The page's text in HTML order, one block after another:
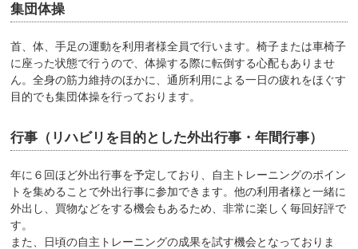
集団体操
首、体、手足の運動を利用者様全員で行います。椅子または車椅子
に座った状態で行うので、体操する際に転倒する心配もありませ
ん。全身の筋力維持のほかに、通所利用による一日の疲れをほぐす
目的でも集団体操を行っております。
行事（リハビリを目的とした外出行事・年間行事）
年に６回ほど外出行事を予定しており、自主トレーニングのポイン
トを集めることで外出行事に参加できます。他の利用者様と一緒に
外出し、買物などをする機会もあるため、非常に楽しく毎回好評で
す。
また、日頃の自主トレーニングの成果を試す機会となっておりま